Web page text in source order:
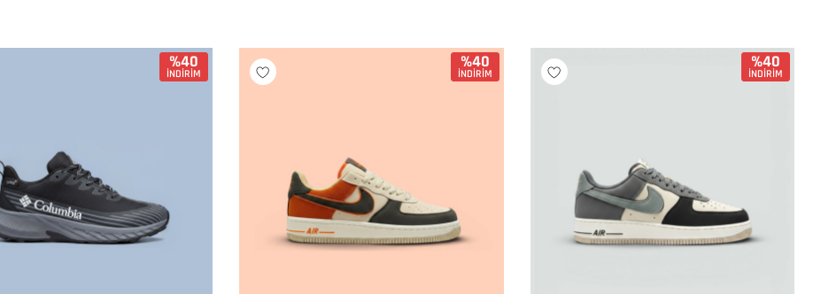
%40
İNDİRİM
%40
İNDİRİM
%40
İNDİRİM